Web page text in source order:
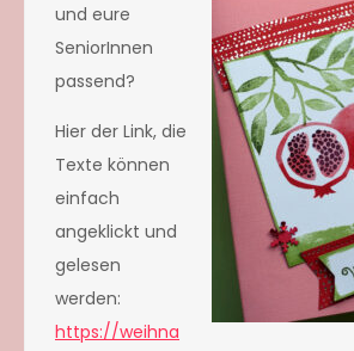
und eure
SeniorInnen
passend?
Hier der Link, die
Texte können
einfach
angeklickt und
gelesen
werden:
https://weihna